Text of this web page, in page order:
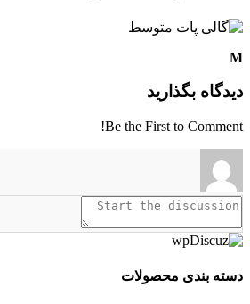
M
دیدگاه بگذارید
Be the First to Comment!
دسته بندی محصولات